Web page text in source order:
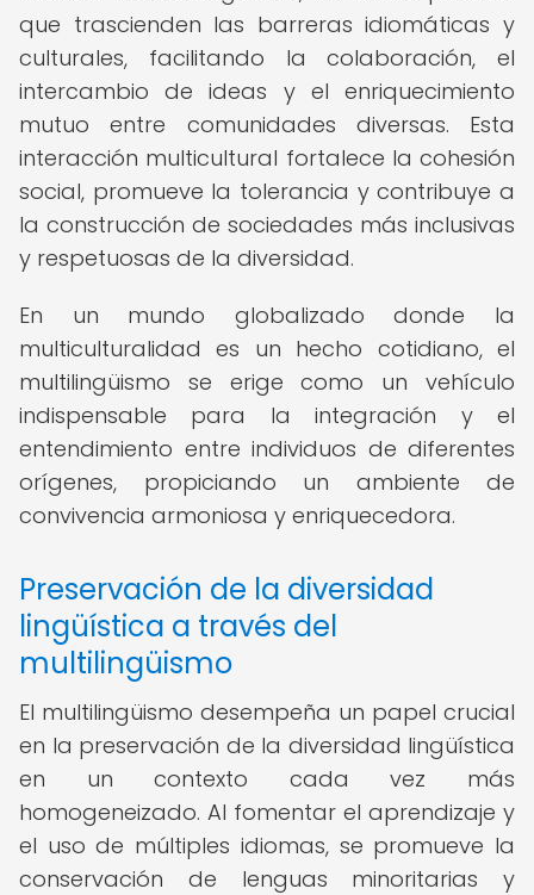
que trascienden las barreras idiomáticas y
culturales, facilitando la colaboración, el
intercambio de ideas y el enriquecimiento
mutuo entre comunidades diversas. Esta
interacción multicultural fortalece la cohesión
social, promueve la tolerancia y contribuye a
la construcción de sociedades más inclusivas
y respetuosas de la diversidad.
En un mundo globalizado donde la
multiculturalidad es un hecho cotidiano, el
multilingüismo se erige como un vehículo
indispensable para la integración y el
entendimiento entre individuos de diferentes
orígenes, propiciando un ambiente de
convivencia armoniosa y enriquecedora.
Preservación de la diversidad
lingüística a través del
multilingüismo
El multilingüismo desempeña un papel crucial
en la preservación de la diversidad lingüística
en un contexto cada vez más
homogeneizado. Al fomentar el aprendizaje y
el uso de múltiples idiomas, se promueve la
conservación de lenguas minoritarias y